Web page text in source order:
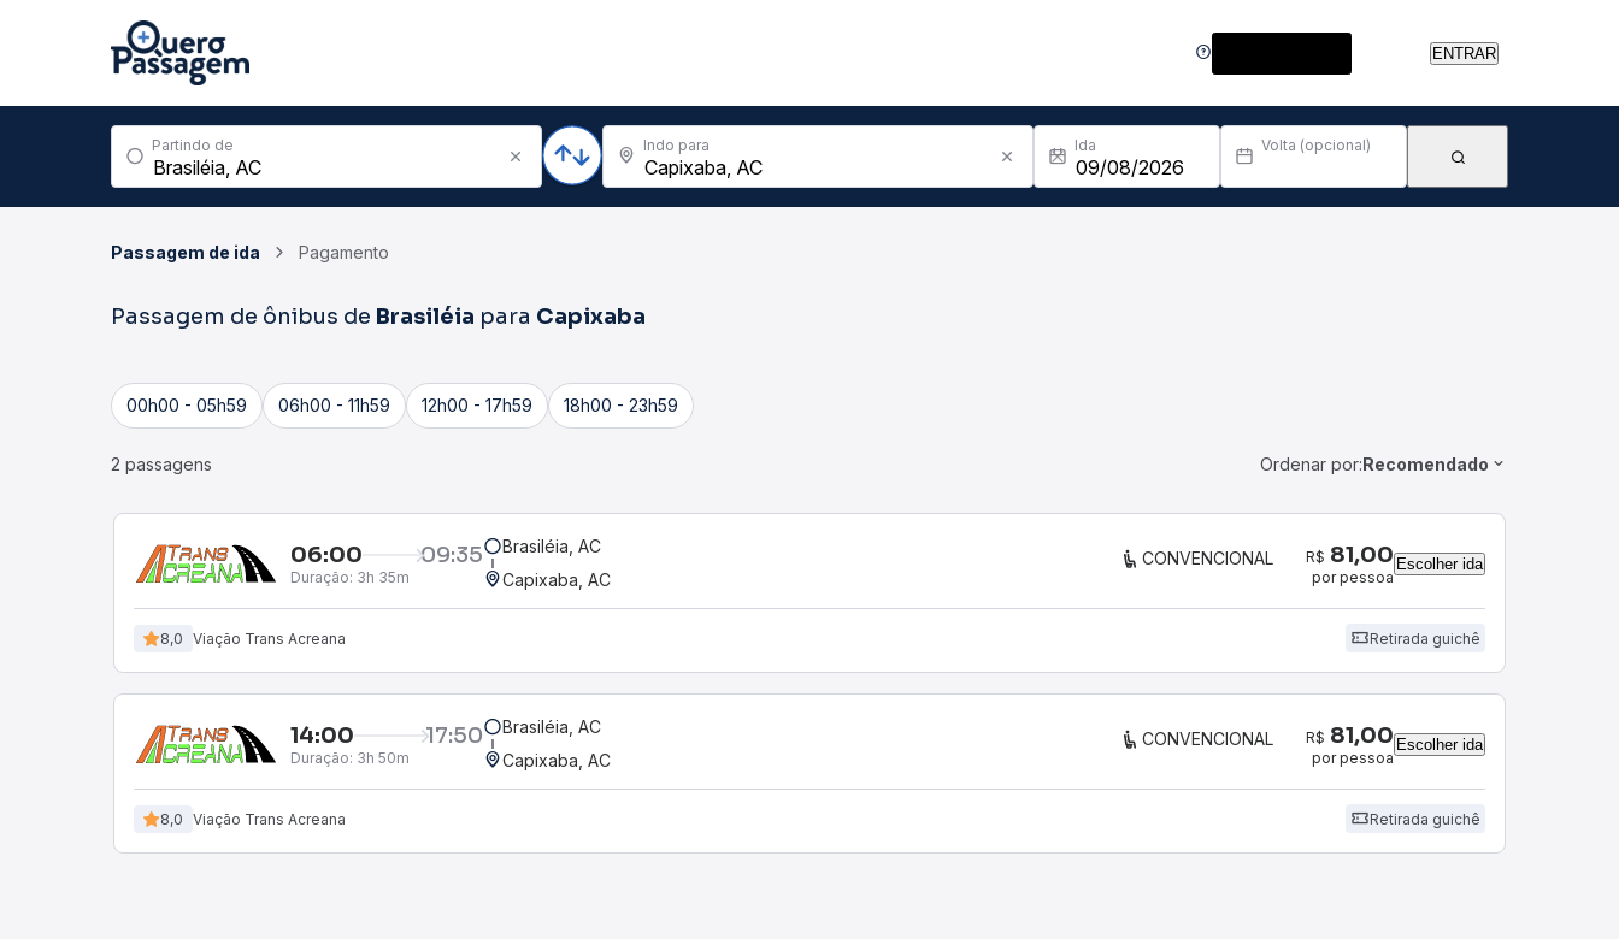
ENTRAR
Partindo de Indo para Ida Volta (opcional)
Passagem de ida Pagamento
Passagem de ônibus de Brasiléia para Capixaba
00h00 - 05h59 06h00 - 11h59 12h00 - 17h59 18h00 - 23h59
2 passagens Ordenar por:Recomendado
06:00 09:35
Duração: 3h 35m
Brasiléia, AC
Capixaba, AC
CONVENCIONAL R$ 81,00
por pessoa
Escolher ida
8,0 Viação Trans Acreana Retirada guichê
14:00 17:50
Duração: 3h 50m
Brasiléia, AC
Capixaba, AC
CONVENCIONAL R$ 81,00
por pessoa
Escolher ida
8,0 Viação Trans Acreana Retirada guichê